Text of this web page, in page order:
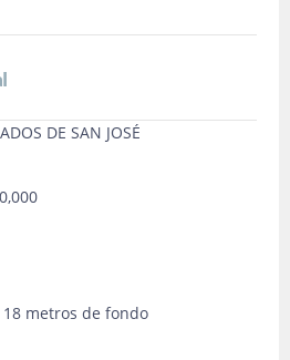
DE SAN JOSÉ
metros de fondo